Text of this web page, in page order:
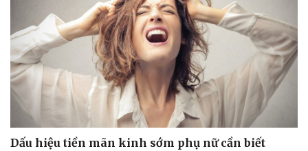
Dấu hiệu tiền mãn kinh sớm phụ nữ cần biết